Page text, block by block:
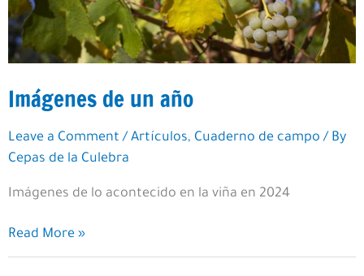
Imágenes de un año
Leave a Comment / Artículos, Cuaderno de campo / By
Cepas de la Culebra
Imágenes de lo acontecido en la viña en 2024
Imágenes
de
Read More »